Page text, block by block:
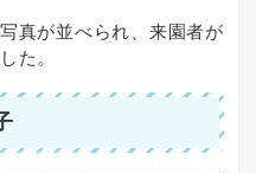
真が並べられ、来園者が
た。